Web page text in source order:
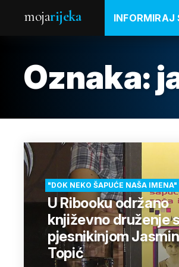
mojarijeka INFORMIRAJ
Oznaka:
"DOK NEKO ŠAPUĆE NAŠA IMENA"
U Ribooku održano
književno druženje
pjesnikinjom
Topić